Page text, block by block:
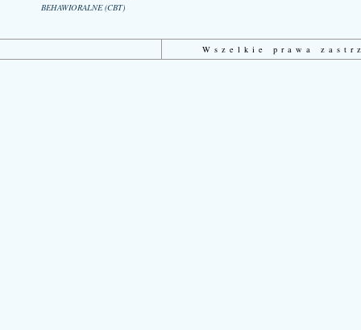
BEHAWIORALNE (CBT)
Wszelkie prawa